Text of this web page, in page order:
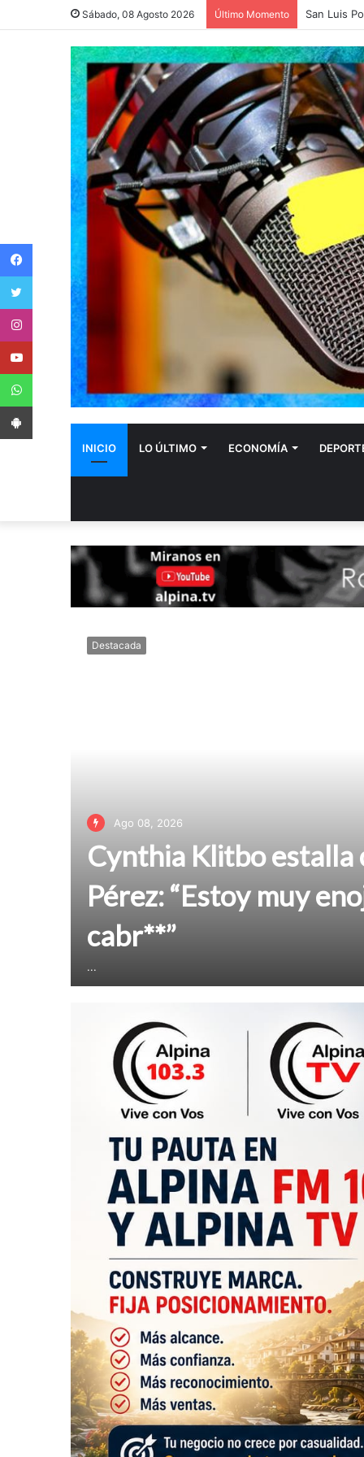
Sábado, 08 Agosto 2026 Último Momento San Luis
INICIO LO ÚLTIMO ECONOMÍA
Destacada
Ago 08, 2026
Cynthia Klitbo estalla
Pérez: “Estoy muy
cabr**”
...
Instagram
App Android